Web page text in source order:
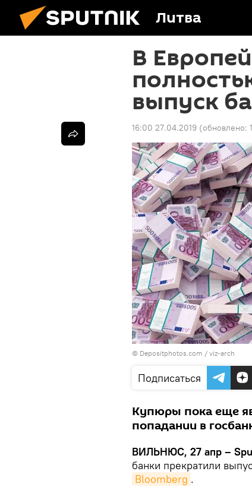
Литва
В
выпуск
16:00 27.04.2019 (обновлено:
© Depositphotos.com / viz-arch
Подписаться
Купюры пока еще
попадании в
ВИЛЬНЮС, 27 апр –
банки прекратили
Bloomberg .